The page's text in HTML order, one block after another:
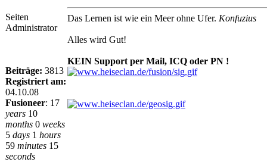
Seiten
Administrator
Beiträge: 3813
Registriert am:
04.10.08
Fusioneer: 17
years 10
months 0 weeks
5 days 1 hours
59 minutes 15
seconds
Das Lernen ist wie ein Meer ohne Ufer. Konfuzius
Alles wird Gut!
KEIN Support per Mail, ICQ oder PN !